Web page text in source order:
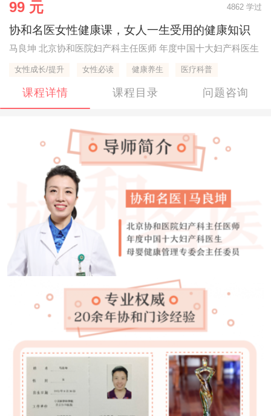
99 元 4862 学过
协和名医女性健康课，女人一生受用的健康知识
马良坤 北京协和医院妇产科主任医师 年度中国十大妇产科医生
女性成长/提升 女性必读 健康养生 医疗科普
课程详情 课程目录 问题咨询